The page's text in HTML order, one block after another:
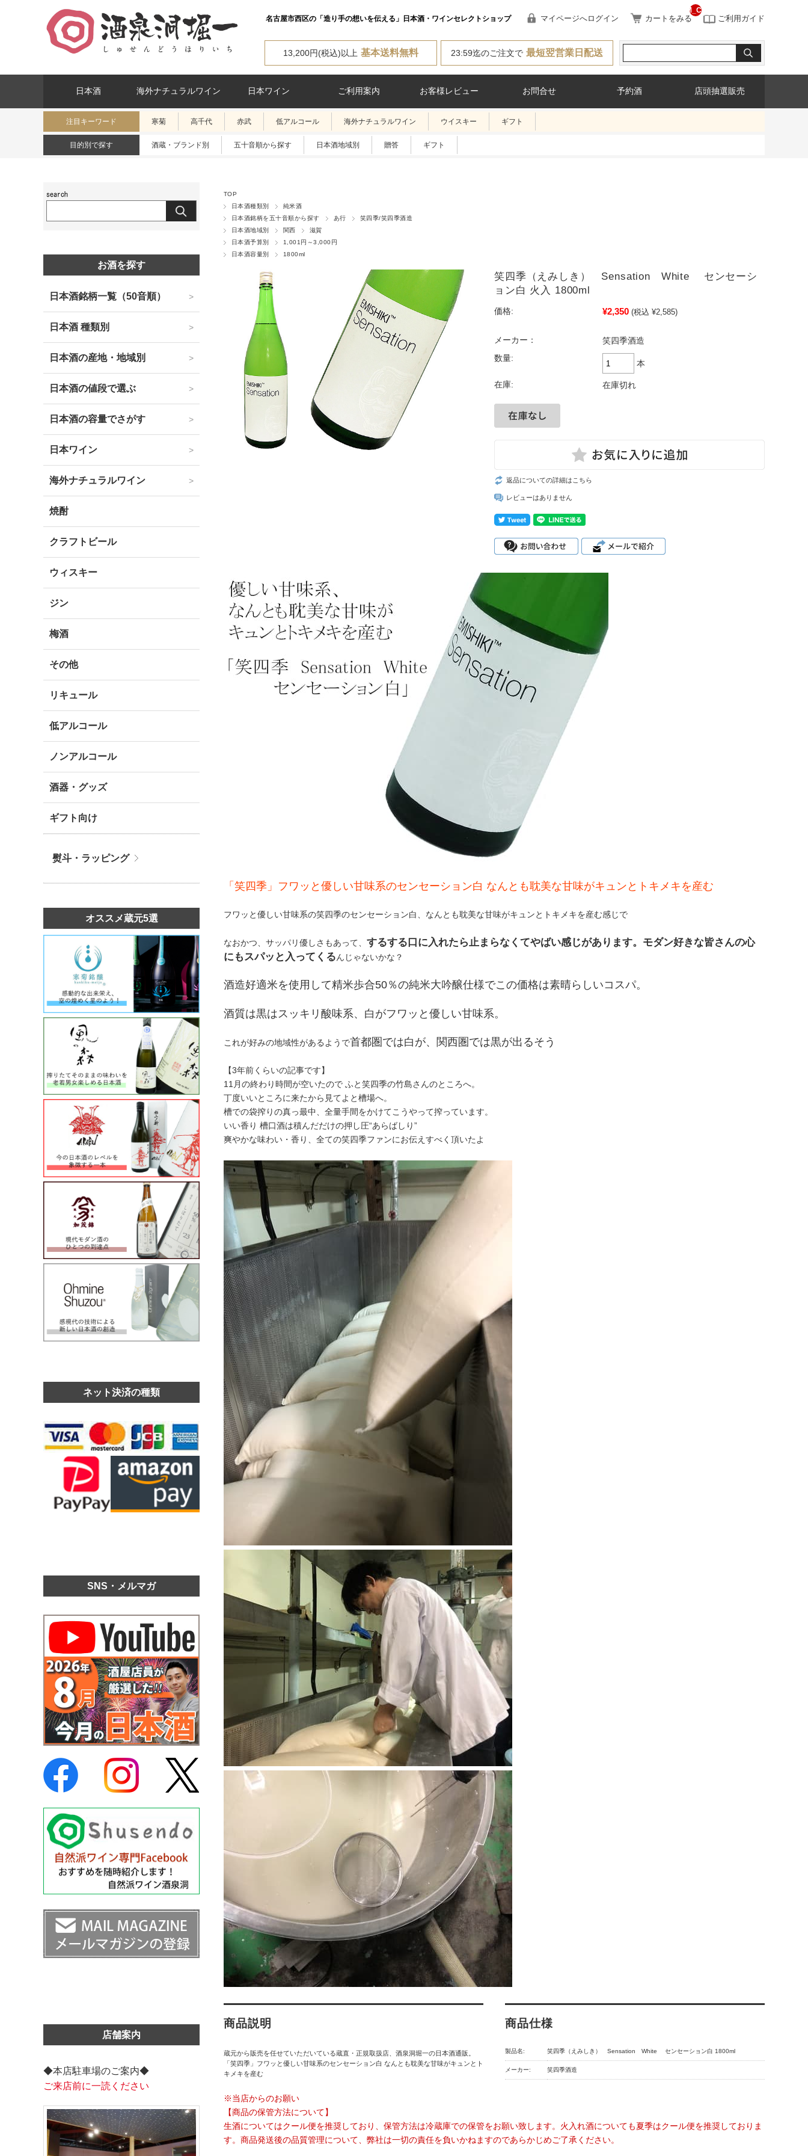
名古屋市西区の「造り手の想いを伝える」日本酒・ワインセレクトショップ マイページへログイン カートをみる
__ITM_CNT__
ご利用ガイド
13,200円(税込)以上 基本送料無料 23:59迄のご注文で 最短翌営業日配送
日本酒 海外ナチュラルワイン 日本ワイン ご利用案内 お客様レビュー お問合せ 予約酒 店頭抽選販売
注目キーワード 寒菊 高千代 赤武 低アルコール 海外ナチュラルワイン ウイスキー ギフト
目的別で探す 酒蔵・ブランド別 五十音順から探す 日本酒地域別 贈答 ギフト
TOP
日本酒種類別
純米酒
日本酒銘柄を五十音順から探す
あ行
笑四季/笑四季酒造
日本酒地域別
関西
滋賀
日本酒予算別
1,001円～3,000円
日本酒容量別
1800ml
笑四季（えみしき） Sensation White センセーシ
ョン白 火入 1800ml
価格: ¥2,350 (税込 ¥2,585)
メーカー：
笑四季酒造
数量:
本
在庫: 在庫切れ
返品についての詳細はこちら
レビューはありません
「笑四季」フワッと優しい甘味系のセンセーション白 なんとも耽美な甘味がキュンとトキメキを産む
フワッと優しい甘味系の笑四季のセンセーション白、なんとも耽美な甘味がキュンとトキメキを産む感じで
なおかつ、サッパリ優しさもあって、 するする口に入れたら止まらなくてやばい感じがあります。モダン好きな皆さんの心
にもスパッと入ってくるんじゃないかな？
酒造好適米を使用して精米歩合50％の純米大吟醸仕様でこの価格は素晴らしいコスパ。
酒質は黒はスッキリ酸味系、白がフワッと優しい甘味系。
これが好みの地域性があるようで首都圏では白が、関西圏では黒が出るそう
【3年前くらいの記事です】
11月の終わり時間が空いたので ふと笑四季の竹島さんのところへ。
丁度いいところに来たから見てよと槽場へ。
槽での袋搾りの真っ最中、全量手間をかけてこうやって搾っています。
いい香り 槽口酒は積んだだけの押し圧“あらばしり”
爽やかな味わい・香り、全ての笑四季ファンにお伝えすべく頂いたよ
商品説明
蔵元から販売を任せていただいている蔵直・正規取扱店、酒泉洞堀一の日本酒通販。
「笑四季」フワッと優しい甘味系のセンセーション白 なんとも耽美な甘味がキュンとト
キメキを産む
商品仕様
製品名: 笑四季（えみしき） Sensation White センセーション白 1800ml
メーカー: 笑四季酒造
※当店からのお願い
【商品の保管方法について】
生酒についてはクール便を推奨しており、保管方法は冷蔵庫での保管をお願い致します。火入れ酒についても夏季はクール便を推奨しておりま
す。商品発送後の品質管理について、弊社は一切の責任を負いかねますのであらかじめご了承ください。
お酒を探す
日本酒銘柄一覧（50音順）
日本酒 種類別
日本酒の産地・地域別
日本酒の値段で選ぶ
日本酒の容量でさがす
日本ワイン
海外ナチュラルワイン
焼酎
クラフトビール
ウィスキー
ジン
梅酒
その他
リキュール
低アルコール
ノンアルコール
酒器・グッズ
ギフト向け
熨斗・ラッピング
オススメ蔵元5選
ネット決済の種類
SNS・メルマガ
店舗案内
◆本店駐車場のご案内◆
ご来店前に一読ください